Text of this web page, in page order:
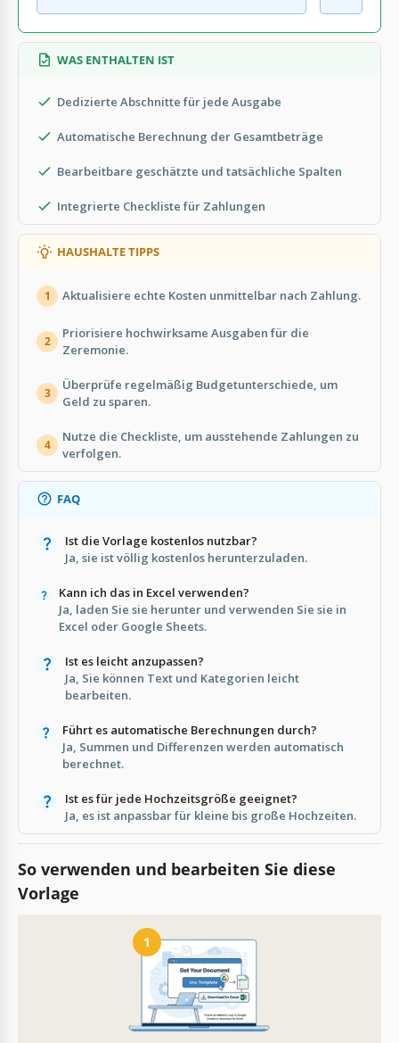
WAS ENTHALTEN IST
Dedizierte Abschnitte für jede Ausgabe
Automatische Berechnung der Gesamtbeträge
Bearbeitbare geschätzte und tatsächliche Spalten
Integrierte Checkliste für Zahlungen
HAUSHALTE TIPPS
1 Aktualisiere echte Kosten unmittelbar nach Zahlung.
2
Priorisiere hochwirksame Ausgaben für die
Zeremonie.
3
Überprüfe regelmäßig Budgetunterschiede, um
Geld zu sparen.
4
Nutze die Checkliste, um ausstehende Zahlungen zu
verfolgen.
FAQ
Ist die Vorlage kostenlos nutzbar?
Ja, sie ist völlig kostenlos herunterzuladen.
Kann ich das in Excel verwenden?
Ja, laden Sie sie herunter und verwenden Sie sie in
Excel oder Google Sheets.
Ist es leicht anzupassen?
Ja, Sie können Text und Kategorien leicht
bearbeiten.
Führt es automatische Berechnungen durch?
Ja, Summen und Differenzen werden automatisch
berechnet.
Ist es für jede Hochzeitsgröße geeignet?
Ja, es ist anpassbar für kleine bis große Hochzeiten.
So verwenden und bearbeiten Sie diese
Vorlage
1